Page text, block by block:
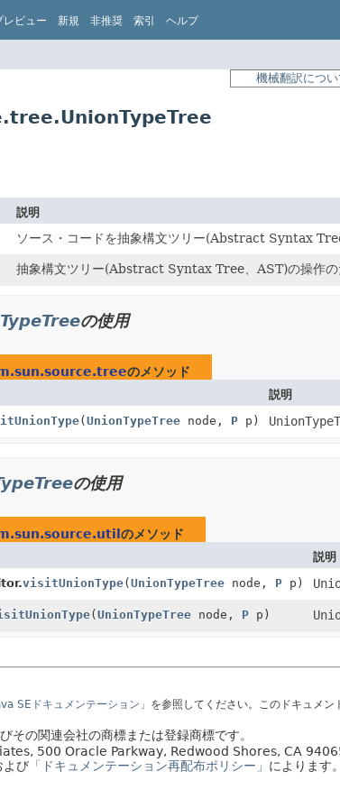
レビュー 新規 非推奨 索引 ヘルプ
機械翻訳につい
説明
ソース・コードを抽象構文ツリー(Abstract Syntax
抽象構文ツリー(Abstract Syntax Tree、AST)の操作の
の使用
のメソッド
説明
(UnionTypeTreenode, Pp)
の使用
のメソッド
説明
visitUnionType(UnionTypeTreenode, Pp)
(UnionTypeTreenode, Pp)
SEドキュメンテーション」 を参照してください。このドキュメ
の関連会社の商標または登録商標です。
500 Oracle Parkway, Redwood Shores, CA
よび 「ドキュメンテーション再配布ポリシー」 によります。